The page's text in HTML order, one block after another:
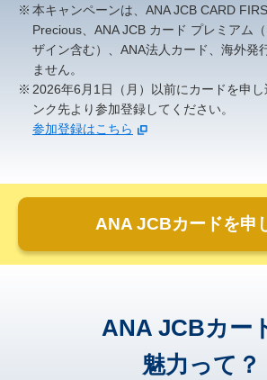
本キャンペーンは、ANA JCB CARD
Precious、ANA JCB カード プレミアム
ザイン含む）、ANA法人カード、海外発
ません。
2026年6月1日（月）以前にカードを申し
ンク先より参加登録してください。
参加登録はこちら
ANA JCBカードを申
ANA JCBカー
魅力って？